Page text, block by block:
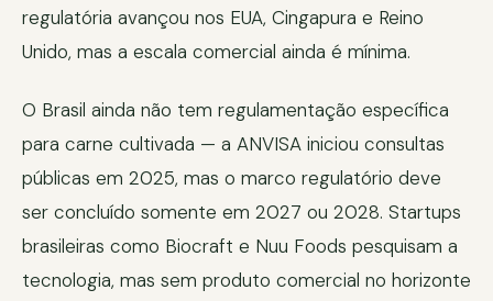
regulatória avançou nos EUA, Cingapura e Reino
Unido, mas a escala comercial ainda é mínima.
O Brasil ainda não tem regulamentação específica
para carne cultivada — a ANVISA iniciou consultas
públicas em 2025, mas o marco regulatório deve
ser concluído somente em 2027 ou 2028. Startups
brasileiras como Biocraft e Nuu Foods pesquisam a
tecnologia, mas sem produto comercial no horizonte